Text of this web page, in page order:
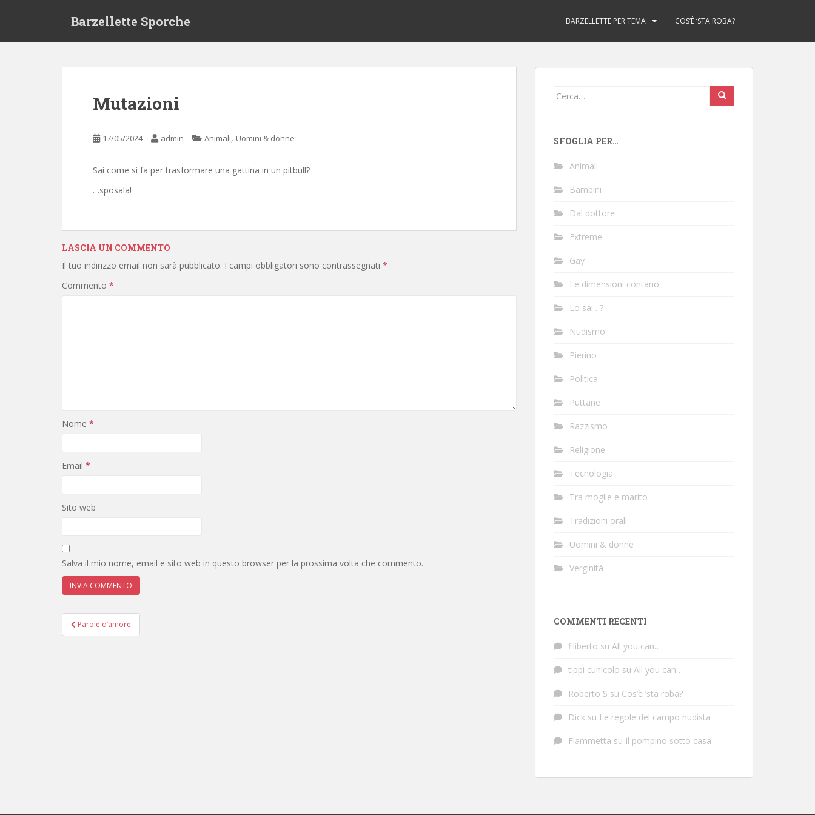
Barzellette Sporche BARZELLETTE PER TEMA COS’È ‘STA ROBA?
Mutazioni
17/05/2024 admin Animali, Uomini & donne
Sai come si fa per trasformare una gattina in un pitbull?
…sposala!
LASCIA UN COMMENTO
Il tuo indirizzo email non sarà pubblicato. I campi obbligatori sono contrassegnati *
Commento *
Nome *
Email *
Sito web
Salva il mio nome, email e sito web in questo browser per la prossima volta che commento.
Navigazione
articoli
Parole d’amore
Cerca:
SFOGLIA PER…
Animali
Bambini
Dal dottore
Extreme
Gay
Le dimensioni contano
Lo sai…?
Nudismo
Pierino
Politica
Puttane
Razzismo
Religione
Tecnologia
Tra moglie e marito
Tradizioni orali
Uomini & donne
Verginità
COMMENTI RECENTI
filiberto su All you can…
tippi cunicolo su All you can…
Roberto S su Cos’è ‘sta roba?
Dick su Le regole del campo nudista
Fiammetta su Il pompino sotto casa